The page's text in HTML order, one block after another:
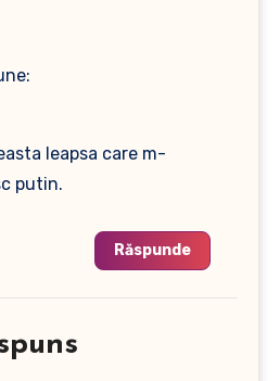
leapsa care m-
putin.
Răspunde